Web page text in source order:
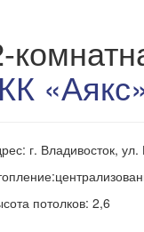
г. Владивосток,
потолков: 2,6